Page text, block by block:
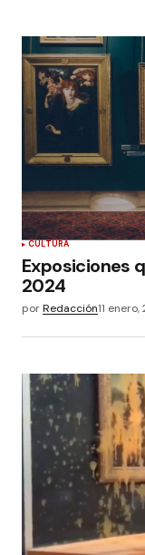
CULTURA
Exposiciones
2024
porRedacción11